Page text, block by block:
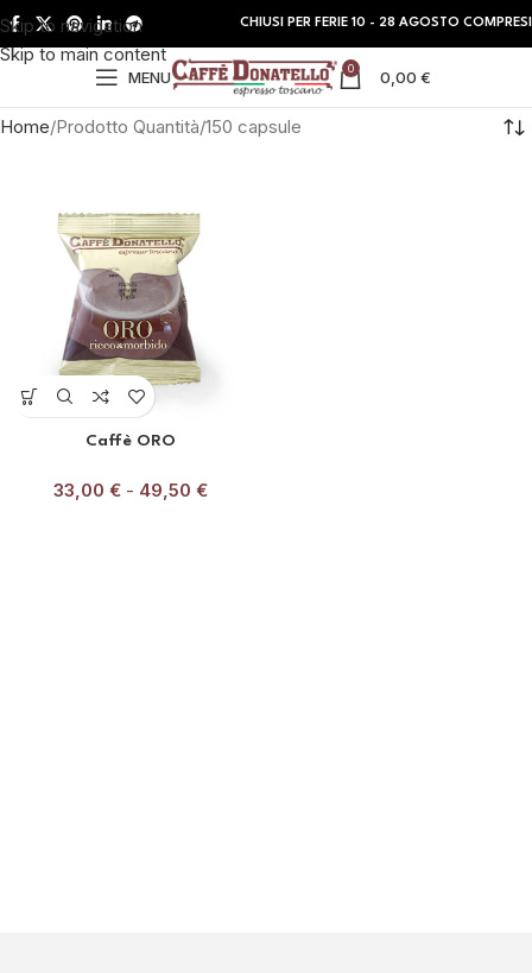
Skip to navigation
Skip to main content
CHIUSI PER FERIE 10 - 28 AGOSTO COMPRESI
MENU 0 0,00€
Home Prodotto Quantità 150 capsule
Caffè ORO
33,00 € - 49,50 €